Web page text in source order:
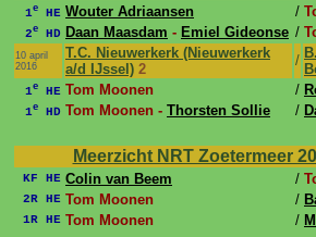
1e HE Wouter Adriaansen /
2e HD Daan Maasdam - Emiel Gideonse /
10 april
2016
T.C. Nieuwerkerk (Nieuwerkerk
a/d IJssel) 2
/
1e HE Tom Moonen /
1e HD Tom Moonen - Thorsten Sollie /
Meerzicht NRT Zoetermeer
KF HE Colin van Beem /
2R HE Tom Moonen /
1R HE Tom Moonen /